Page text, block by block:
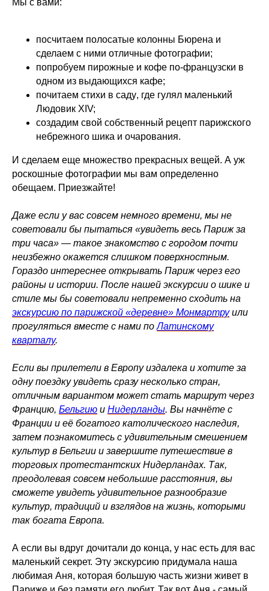
Мы с вами:
посчитаем полосатые колонны Бюрена и
сделаем с ними отличные фотографии;
попробуем пирожные и кофе по-французски в
одном из выдающихся кафе;
почитаем стихи в саду, где гулял маленький
Людовик XIV;
cоздадим свой собственный рецепт парижского
небрежного шика и очарования.
И сделаем еще множество прекрасных вещей. А уж
роскошные фотографии мы вам определенно
обещаем. Приезжайте!
Даже если у вас совсем немного времени, мы не
советовали бы пытаться «увидеть весь Париж за
три часа» — такое знакомство с городом почти
неизбежно окажется слишком поверхностным.
Гораздо интереснее открывать Париж через его
районы и истории. После нашей экскурсии о шике и
стиле мы бы советовали непременно сходить на
экскурсию по парижской «деревне» Монмартруили
прогуляться вместе с нами поЛатинскому
кварталу.
Если вы прилетели в Европу издалека и хотите за
одну поездку увидеть сразу несколько стран,
отличным вариантом может стать маршрут через
Францию, Бельгию и Нидерланды. Вы начнёте с
Франции и её богатого католического наследия,
затем познакомитесь с удивительным смешением
культур в Бельгии и завершите путешествие в
торговых протестантских Нидерландах. Так,
преодолевая совсем небольшие расстояния, вы
сможете увидеть удивительное разнообразие
культур, традиций и взглядов на жизнь, которыми
так богата Европа.
А если вы вдруг дочитали до конца, у нас есть для вас
маленький секрет. Эту экскурсию придумала наша
любимая Аня, которая большую часть жизни живет в